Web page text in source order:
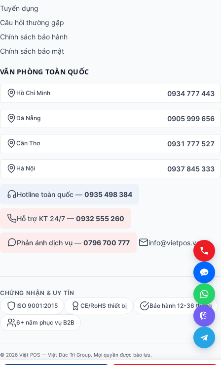
Tuyển dụng
Câu hỏi thường gặp
Chính sách bảo hành
Chính sách bảo mật
VĂN PHÒNG TOÀN QUỐC
Hồ Chí Minh 0934 777 443
Đà Nẵng 0905 999 656
Cần Thơ 0931 777 527
Hà Nội 0937 845 333
Hotline toàn quốc — 0935 498 384
Hỗ trợ KT 24/7 — 0932 555 260
Phản ánh dịch vụ — 0796 700 777 info@vietpos.vn
CHỨNG NHẬN & UY TÍN
ISO 9001:2015
CE/RoHS thiết bị Bảo hành 12-36 tháng
6+ năm phục vụ B2B
© 2026 Việt POS — Việt Đức Trí Group. Mọi quyền được bảo lưu.
Bảo mật·Điều khoản·Sitemap